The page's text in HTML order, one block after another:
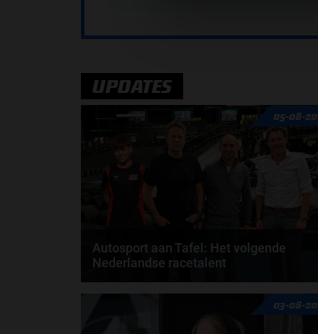
UPDATES
05-08-
Autosport aan Tafel: Het volgende
Nederlandse racetalent
Hoe klim je naar te top in de racewereld? Wat is er
nodig om alles uit je carrière te halen? En hoe...
03-08-